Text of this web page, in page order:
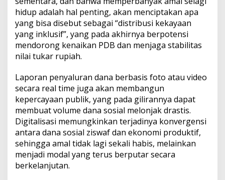
hidup adalah hal penting, akan menciptakan apa
yang bisa disebut sebagai “distribusi kekayaan
yang inklusif”, yang pada akhirnya berpotensi
mendorong kenaikan PDB dan menjaga stabilitas
nilai tukar rupiah.
Laporan penyaluran dana berbasis foto atau video
secara real time juga akan membangun
kepercayaan publik, yang pada gilirannya dapat
membuat volume dana sosial melonjak drastis.
Digitalisasi memungkinkan terjadinya konvergensi
antara dana sosial ziswaf dan ekonomi produktif,
sehingga amal tidak lagi sekali habis, melainkan
menjadi modal yang terus berputar secara
berkelanjutan.